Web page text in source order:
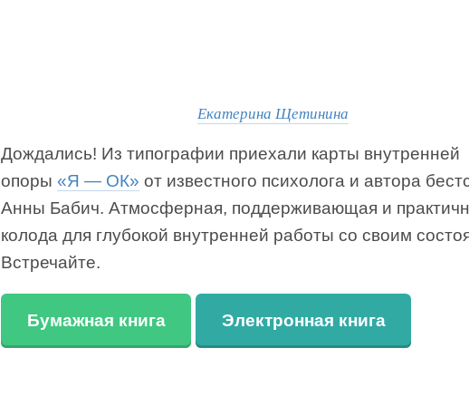
Екатерина Щетинина
Дождались! Из типографии приехали карты внутренней
опоры «Я — ОК» от известного психолога и автора
Анны Бабич. Атмосферная, поддерживающая и
колода для глубокой внутренней работы со своим
Встречайте.
Бумажная книга Электронная книга